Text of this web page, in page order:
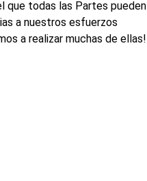
que todas las Partes pueden
a nuestros esfuerzos
a realizar muchas de ellas!